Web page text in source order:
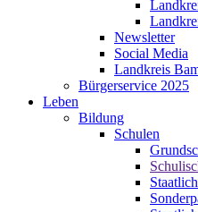
Newsletter
Social Media
Landkreis
Bürgerservice 2025
Leben
Bildung
Schulen